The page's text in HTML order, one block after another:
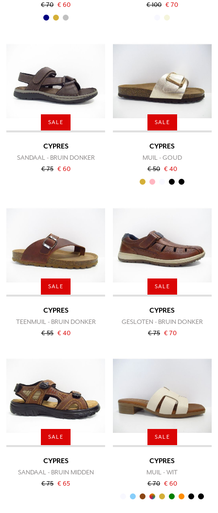
€ 70 € 60 € 100 € 70
SALE
CYPRES
SANDAAL - BRUIN DONKER
€ 75 € 60
SALE
CYPRES
MUIL - GOUD
€ 50 € 40
SALE
CYPRES
TEENMUIL - BRUIN DONKER
€ 55 € 40
SALE
CYPRES
GESLOTEN - BRUIN DONKER
€ 75 € 70
SALE
CYPRES
SANDAAL - BRUIN MIDDEN
€ 75 € 65
SALE
CYPRES
MUIL - WIT
€ 70 € 60